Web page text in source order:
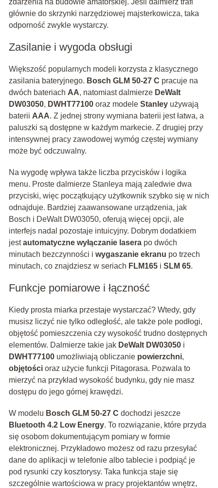
głównie do skrzynki narzędziowej majsterkowicza, taka
odporność zwykle wystarczy.
Zasilanie i wygoda obsługi
Większość popularnych modeli korzysta z klasycznego
zasilania bateryjnego. Bosch GLM 50-27 C pracuje na
dwóch bateriach AA, natomiast dalmierze DeWalt
DW03050, DWHT77100oraz modele Stanleyużywają
baterii AAA. Z jednej strony wymiana baterii jest łatwa, a
paluszki są dostępne w każdym markecie. Z drugiej przy
intensywnej pracy zawodowej wymóg częstej wymiany
może być odczuwalny.
Na wygodę wpływa także liczba przycisków i logika
menu. Proste dalmierze Stanleya mają zaledwie dwa
przyciski, więc początkujący użytkownik szybko się w nich
odnajduje. Bardziej zaawansowane urządzenia, jak
Bosch i DeWalt DW03050, oferują więcej opcji, ale
interfejs nadal pozostaje intuicyjny. Dobrym dodatkiem
jestautomatyczne wyłączanie laserapo dwóch
minutach bezczynności i wygaszanie ekranu po trzech
minutach, co znajdziesz w seriach FLM165i SLM 65.
Funkcje pomiarowe i łączność
Kiedy prosta miarka przestaje wystarczać? Wtedy, gdy
musisz liczyć nie tylko odległość, ale także pole podłogi,
objętość pomieszczenia czy wysokość trudno dostępnych
elementów. Dalmierze takie jak DeWalt DW03050i
DWHT77100umożliwiają obliczanie powierzchni,
objętościoraz użycie funkcji Pitagorasa. Pozwala to
mierzyć na przykład wysokość budynku, gdy nie masz
dostępu do jego górnej krawędzi.
W modelu Bosch GLM 50-27 C dochodzi jeszcze
Bluetooth 4.2 Low Energy. To rozwiązanie, które przyda
się osobom dokumentującym pomiary w formie
elektronicznej. Przykładowo możesz od razu przesyłać
dane do aplikacji w telefonie albo tablecie i podpiąć je
pod rysunki czy kosztorysy. Taka funkcja staje się
szczególnie wartościowa w pracy projektantów wnętrz,